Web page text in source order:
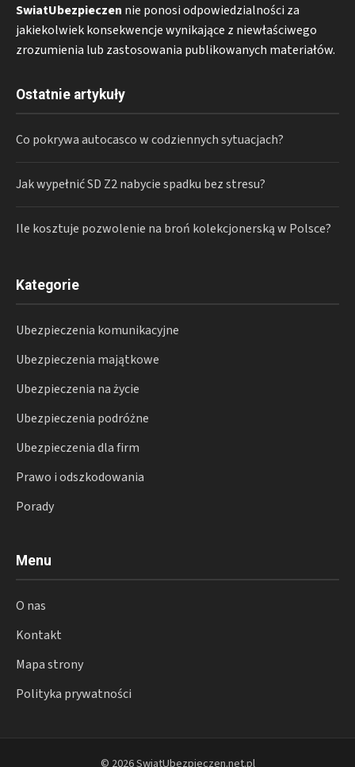
SwiatUbezpieczen nie ponosi odpowiedzialności za
jakiekolwiek konsekwencje wynikające z niewłaściwego
zrozumienia lub zastosowania publikowanych materiałów.
Ostatnie artykuły
Co pokrywa autocasco w codziennych sytuacjach?
Jak wypełnić SD Z2 nabycie spadku bez stresu?
Ile kosztuje pozwolenie na broń kolekcjonerską w Polsce?
Kategorie
Ubezpieczenia komunikacyjne
Ubezpieczenia majątkowe
Ubezpieczenia na życie
Ubezpieczenia podróżne
Ubezpieczenia dla firm
Prawo i odszkodowania
Porady
Menu
O nas
Kontakt
Mapa strony
Polityka prywatności
© 2026 SwiatUbezpieczen.net.pl